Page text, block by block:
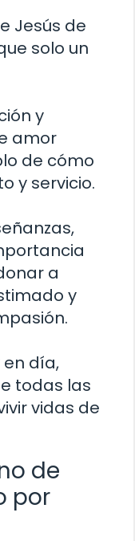
Jesús de
solo un
y
amor
de cómo
y servicio.
a
y
en día,
todas las
vidas de
de
por